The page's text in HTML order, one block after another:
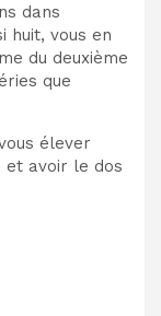
dans
huit, vous en
du deuxième
que
élever
et avoir le dos